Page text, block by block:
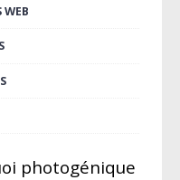
WEB
photogénique